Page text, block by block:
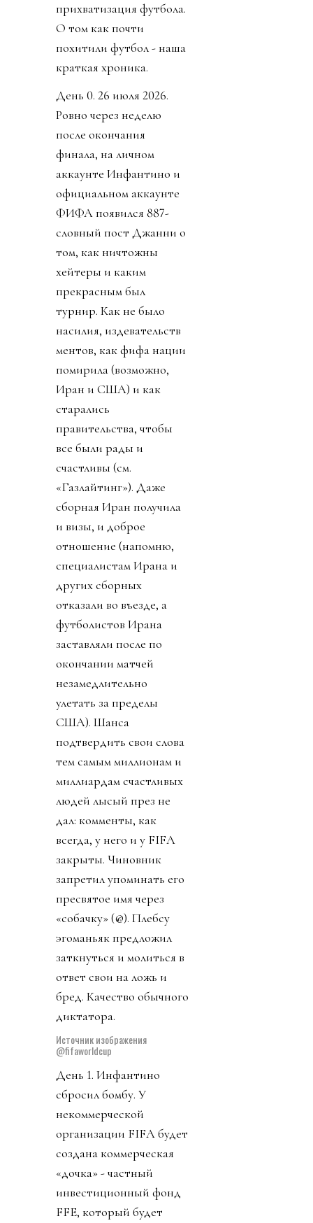
прихватизация футбола.
О том как почти
похитили футбол - наша
краткая хроника.
День 0. 26 июля 2026.
Ровно через неделю
после окончания
финала, на личном
аккаунте Инфантино и
официальном аккаунте
ФИФА появился 887-
словный пост Джанни о
том, как ничтожны
хейтеры и каким
прекрасным был
турнир. Как не было
насилия, издевательств
ментов, как фифа нации
помирила (возможно,
Иран и США) и как
старались
правительства, чтобы
все были рады и
счастливы (см.
«Газлайтинг»). Даже
сборная Иран получила
и визы, и доброе
отношение (напомню,
специалистам Ирана и
других сборных
отказали во въезде, а
футболистов Ирана
заставляли после по
окончании матчей
незамедлительно
улетать за пределы
США). Шанса
подтвердить свои слова
тем самым миллионам и
миллиардам счастливых
людей лысый през не
дал: комменты, как
всегда, у него и у FIFA
закрыты. Чиновник
запретил упоминать его
пресвятое имя через
«собачку» (@). Плебсу
эгоманьяк предложил
заткнуться и молиться в
ответ свои на ложь и
бред. Качество обычного
диктатора.
Источник изображения
@fifaworldcup
День 1. Инфантино
сбросил бомбу. У
некоммерческой
организации FIFA будет
создана коммерческая
«дочка» - частный
инвестиционный фонд
FFE, который будет